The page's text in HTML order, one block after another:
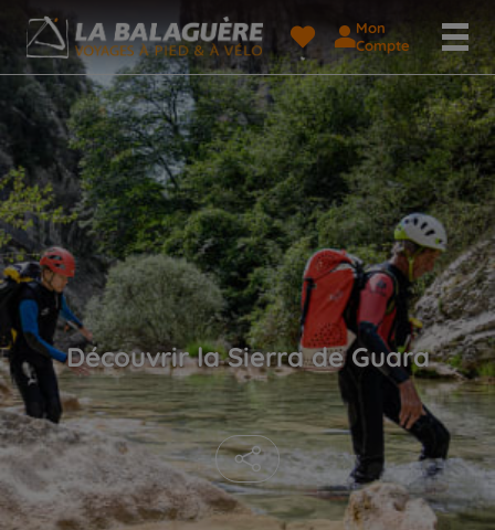
Mon
Compte
Découvrir la Sierra de Guara